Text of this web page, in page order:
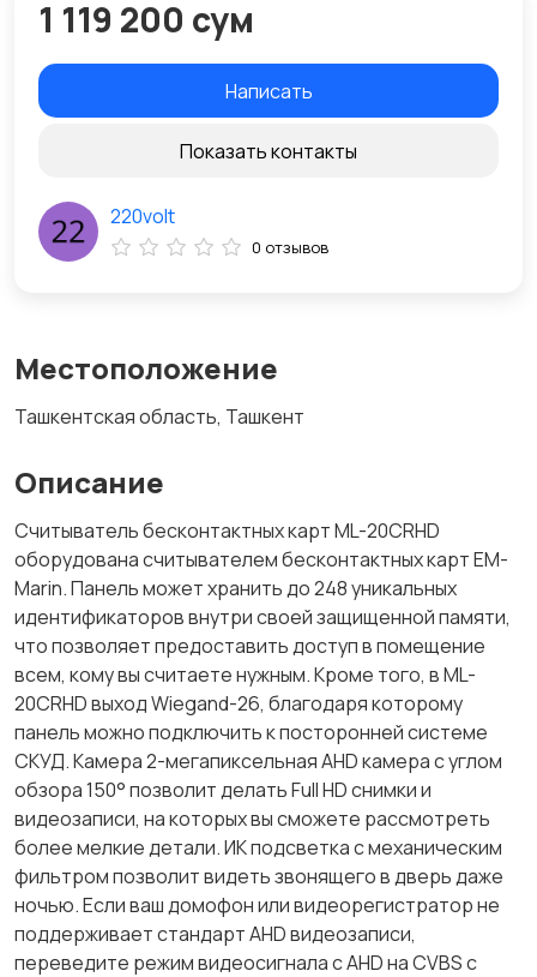
Местоположение
Ташкентская область, Ташкент
Описание
Считыватель бесконтактных карт ML-20CRHD
оборудована считывателем бесконтактных карт EM-
Marin. Панель может хранить до 248 уникальных
идентификаторов внутри своей защищенной памяти,
что позволяет предоставить доступ в помещение
всем, кому вы считаете нужным. Кроме того, в ML-
20CRHD выход Wiegand-26, благодаря которому
панель можно подключить к посторонней системе
СКУД. Камера 2-мегапиксельная AHD камера с углом
обзора 150° позволит делать Full HD снимки и
видеозаписи, на которых вы сможете рассмотреть
более мелкие детали. ИК подсветка с механическим
фильтром позволит видеть звонящего в дверь даже
ночью. Если ваш домофон или видеорегистратор не
поддерживает стандарт AHD видеозаписи,
переведите режим видеосигнала с AHD на CVBS с
1 119 200 сум
Написать
Показать контакты
220volt
0 отзывов